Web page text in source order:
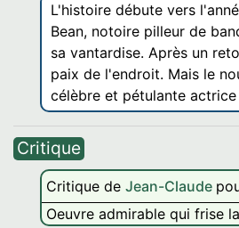
L'histoire débute vers
Bean, notoire pilleur de
sa vantardise. Après un
paix de l'endroit. Mais le
célèbre et pétulante
Critique
Critique de Jean-Claude
Oeuvre admirable qui frise